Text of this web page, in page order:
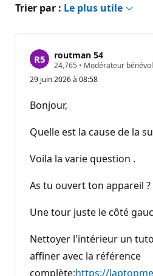
Trier par : Le plus utile
routman 54
24,765 P
i
e
r
p
u
a
t
o
• Modérateur
29 juin 2026 à 08:58
Bonjour,
Quelle est la cause de la
Voila la varie question .
As tu ouvert ton appareil ?
Une tour juste le côté
Nettoyer l'intérieur un
affiner avec la référence
complète:https://